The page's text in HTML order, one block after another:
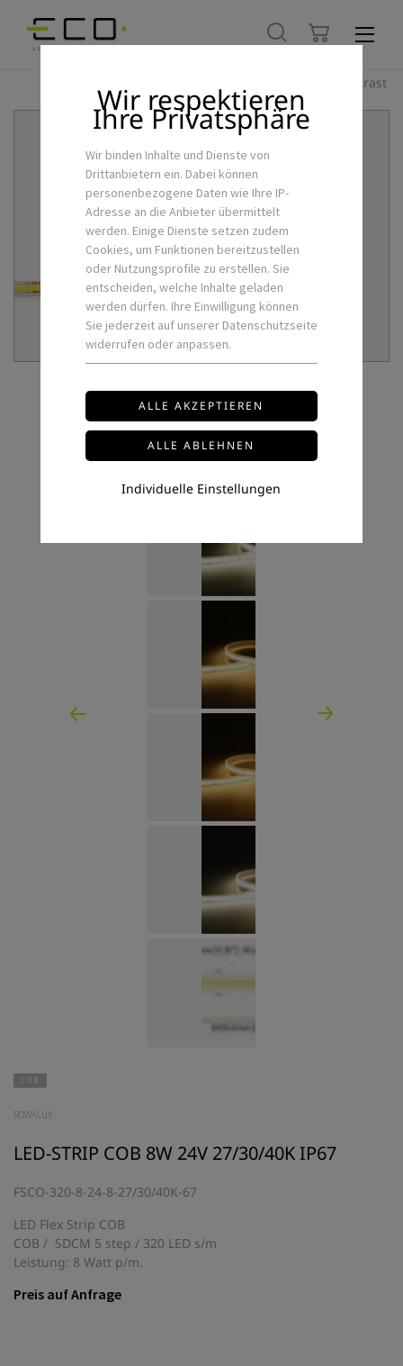
Hoher Kontrast
COB
ROWALUX
LED-STRIP COB 8W 24V 27/30/40K IP67
FSCO-320-8-24-8-27/30/40K-67
LED Flex Strip COB
COB / SDCM 5 step / 320 LED s/m
Leistung: 8 Watt p/m.
Preis auf Anfrage
Wir respektieren
Ihre Privatsphäre
Wir binden Inhalte und Dienste von
Drittanbietern ein. Dabei können
personenbezogene Daten wie Ihre IP-
Adresse an die Anbieter übermittelt
werden. Einige Dienste setzen zudem
Cookies, um Funktionen bereitzustellen
oder Nutzungsprofile zu erstellen. Sie
entscheiden, welche Inhalte geladen
werden dürfen. Ihre Einwilligung können
Sie jederzeit auf unserer Datenschutzseite
widerrufen oder anpassen.
Individuelle Einstellungen